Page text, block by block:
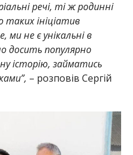
речі, ті ж родинні
ініціатив
ми не є унікальні в
досить популярно
історію, займатись
– розповів Сергій